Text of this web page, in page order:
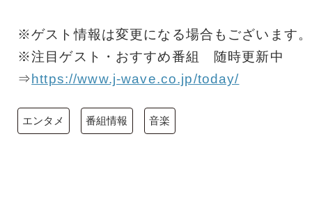
※ゲスト情報は変更になる場合もございます。
※注目ゲスト・おすすめ番組 随時更新中
⇒ https://www.j-wave.co.jp/today/
エンタメ 番組情報 音楽